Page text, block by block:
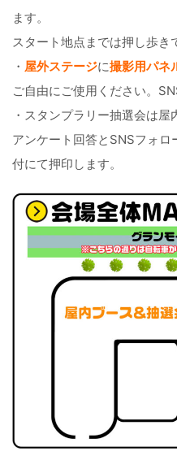
ます。
スタート地点までは押し歩き
・ 屋外ステージに撮影用パネ
ご自由にご使用ください。
・スタンプラリー抽選会は屋
アンケート回答とSNSフォ
付にて押印します。